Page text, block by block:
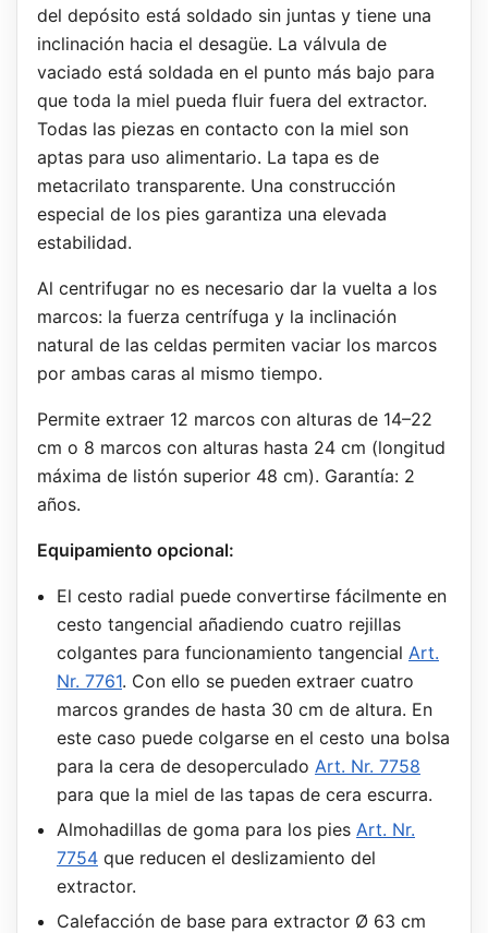
del depósito está soldado sin juntas y tiene una
inclinación hacia el desagüe. La válvula de
vaciado está soldada en el punto más bajo para
que toda la miel pueda fluir fuera del extractor.
Todas las piezas en contacto con la miel son
aptas para uso alimentario. La tapa es de
metacrilato transparente. Una construcción
especial de los pies garantiza una elevada
estabilidad.
Al centrifugar no es necesario dar la vuelta a los
marcos: la fuerza centrífuga y la inclinación
natural de las celdas permiten vaciar los marcos
por ambas caras al mismo tiempo.
Permite extraer 12 marcos con alturas de 14–22
cm o 8 marcos con alturas hasta 24 cm (longitud
máxima de listón superior 48 cm). Garantía: 2
años.
Equipamiento opcional:
El cesto radial puede convertirse fácilmente en
cesto tangencial añadiendo cuatro rejillas
colgantes para funcionamiento tangencial Art.
Nr. 7761. Con ello se pueden extraer cuatro
marcos grandes de hasta 30 cm de altura. En
este caso puede colgarse en el cesto una bolsa
para la cera de desoperculado Art. Nr. 7758
para que la miel de las tapas de cera escurra.
Almohadillas de goma para los pies Art. Nr.
7754que reducen el deslizamiento del
extractor.
Calefacción de base para extractor Ø 63 cm